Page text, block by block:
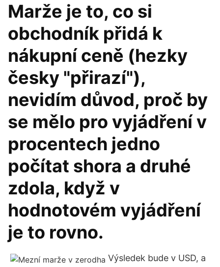
Marže je to, co si
obchodník přidá k
nákupní ceně (hezky
česky "přirazí"),
nevidím důvod, proč by
se mělo pro vyjádření v
procentech jedno
počítat shora a druhé
zdola, když v
hodnotovém vyjádření
je to rovno.
Výsledek bude v USD, a